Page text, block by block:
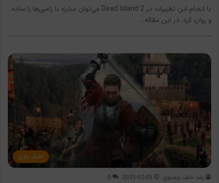
با انجام این تغییرات در Dead Island 2 می‌توان مبارزه با زامبی‌ها را ساده
و روان کرد. در این مقاله…
اخبار بازی
رضا خلف چعباوی 2025-02-05
0